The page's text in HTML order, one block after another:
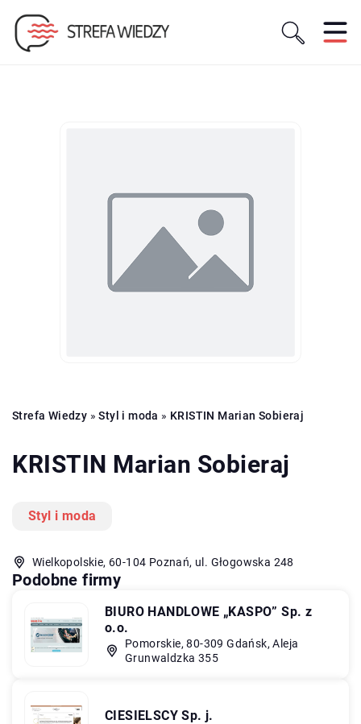
Strefa Wiedzy »Styl i moda » KRISTIN Marian Sobieraj
KRISTIN Marian Sobieraj
Styl i moda
Wielkopolskie, 60-104 Poznań, ul. Głogowska 248
Podobne firmy
BIURO HANDLOWE „KASPO” Sp. z
o.o.
Pomorskie, 80-309 Gdańsk, Aleja
Grunwaldzka 355
CIESIELSCY Sp. j.